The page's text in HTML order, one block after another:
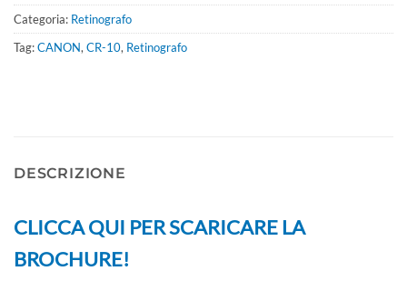
Categoria: Retinografo
Tag:CANON,CR-10, Retinografo
DESCRIZIONE
CLICCA QUI PER SCARICARE LA
BROCHURE!